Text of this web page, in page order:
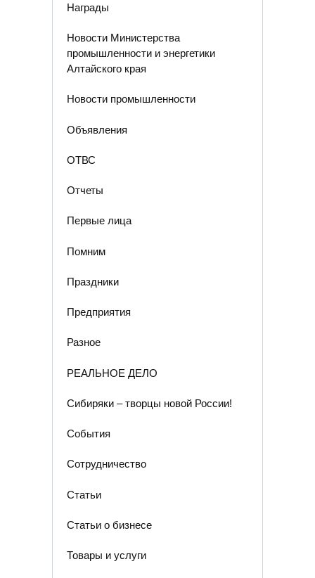
Награды
Новости Министерства
промышленности и энергетики
Алтайского края
Новости промышленности
Объявления
ОТВС
Отчеты
Первые лица
Помним
Праздники
Предприятия
Разное
РЕАЛЬНОЕ ДЕЛО
Сибиряки – творцы новой России!
События
Сотрудничество
Статьи
Статьи о бизнесе
Товары и услуги